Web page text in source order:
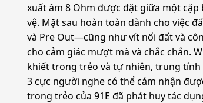
xuất âm 8 Ohm được đặt giữa một cặp
vệ. Mặt sau hoàn toàn dành cho việc
và Pre Out—cũng như vít nối đất và
cho cảm giác mượt mà và chắc chắn.
khiết trong trẻo và tự nhiên, trung tính
3 cực người nghe có thể cảm nhận
trong trẻo của 91E đã phát huy tác